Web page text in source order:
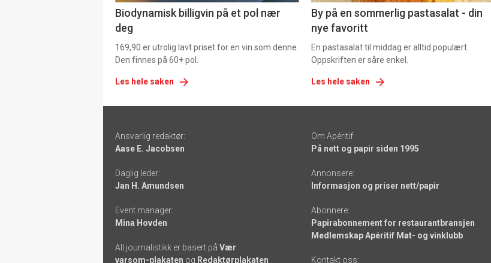
Biodynamisk billigvin på et pol nær
deg
169,90 er utrolig lavt priset for en vin som denne.
Den finnes på 60+ pol.
Les hele saken
By på en sommerlig pastasalat - din
nye favoritt
En pastasalat til middag er alltid populært.
Oppskriften er såre enkel.
Les hele saken
-
links
Ansvarlig redaktør:
Aase E. Jacobsen
Daglig leder:
Jan H. Amundsen
Event manager:
Mina Hovden
All journalistikk er basert på Vær
varsom-plakaten og Redaktørplakaten
Om Apéritif:
På nett og papir siden 1995
Annonsere:
Informasjon og priser nett/papir
Abonnere:
Papirabonnement for restaurantbransjen
Medlemskap Apéritif Mat- og vinklubb
Kontakt oss: